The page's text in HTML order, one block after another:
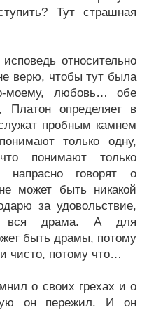
Тут страшная
относительно
верю, чтобы тут была
моему, любовь… обе
определяет в
пробным камнем
только одну,
понимают только
напрасно говорят о
может быть никакой
за удовольствие,
вся драма. А для
быть драмы, потому
чисто, потому что…
о своих грехах и о
он пережил. И он